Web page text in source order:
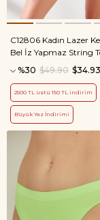
C12806 Kadın Lazer
Bel İz Yapmaz String
%30
$34.93
$49.90
2500 TL üstü 150 TL indirim
Büyük Yaz İndirimi